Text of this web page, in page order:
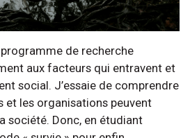
de recherche
aux facteurs qui entravent et
social. J’essaie de comprendre
et les organisations peuvent
société. Donc, en étudiant